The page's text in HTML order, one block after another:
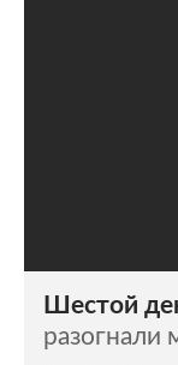
Шестой
разогнали